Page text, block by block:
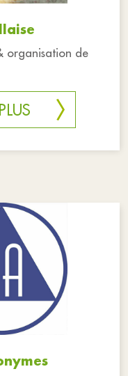
organisation de